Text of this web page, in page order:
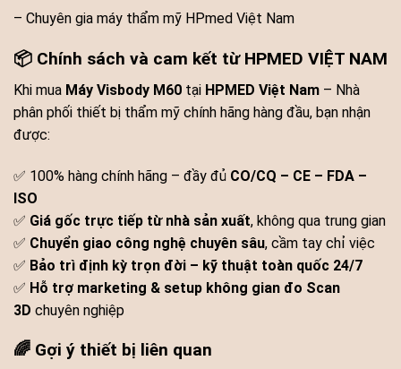
– Chuyên gia máy thẩm mỹ HPmed Việt Nam
📦 Chính sách và cam kết từ HPMED VIỆT NAM
Khi mua Máy Visbody M60 tại HPMED Việt Nam – Nhà
phân phối thiết bị thẩm mỹ chính hãng hàng đầu, bạn nhận
được:
✅ 100% hàng chính hãng – đầy đủ CO/CQ – CE – FDA –
ISO
✅ Giá gốc trực tiếp từ nhà sản xuất, không qua trung gian
✅ Chuyển giao công nghệ chuyên sâu, cầm tay chỉ việc
✅ Bảo trì định kỳ trọn đời – kỹ thuật toàn quốc 24/7
✅ Hỗ trợ marketing & setup không gian đo Scan
3D chuyên nghiệp
🌈 Gợi ý thiết bị liên quan